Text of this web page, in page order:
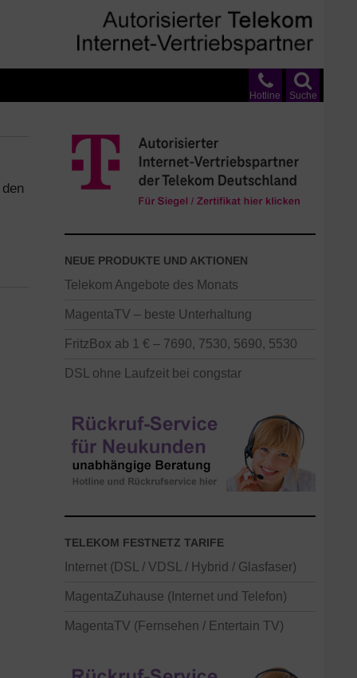
Suche
Hotline
NEUE PRODUKTE UND AKTIONEN
Telekom Angebote des Monats
MagentaTV – beste Unterhaltung
FritzBox ab 1 € – 7690, 7530, 5690, 5530
DSL ohne Laufzeit bei congstar
TELEKOM FESTNETZ TARIFE
Internet (DSL / VDSL / Hybrid / Glasfaser)
MagentaZuhause (Internet und Telefon)
MagentaTV (Fernsehen / Entertain TV)